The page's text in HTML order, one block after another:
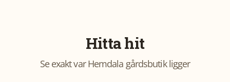
Hitta hit
Se exakt varHemdala gårdsbutikligger